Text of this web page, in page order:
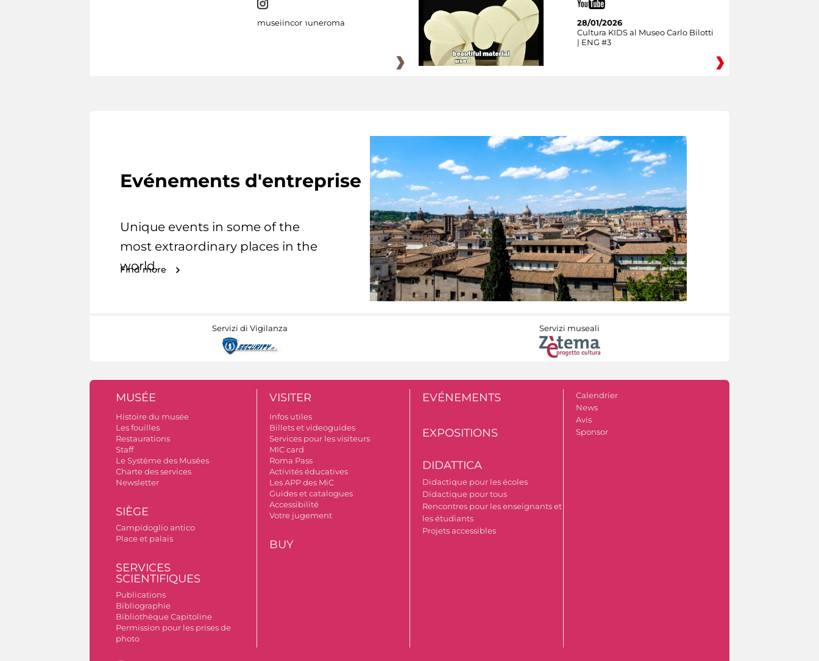
museiincomuneroma
28/01/2026
Cultura KIDS al Museo Carlo Bilotti
| ENG #3
Evénements d'entreprise
Unique events in some of the
most extraordinary places in the
world.
Find more
Servizi di Vigilanza Servizi museali
MUSÉE
Histoire du musée
Les fouilles
Restaurations
Staff
Le Système des Musées
Charte des services
Newsletter
SIÈGE
Campidoglio antico
Place et palais
SERVICES
SCIENTIFIQUES
Publications
Bibliographie
Bibliothèque Capitoline
Permission pour les prises de
photo
VISITER
Infos utiles
Billets et videoguides
Services pour les visiteurs
MIC card
Roma Pass
Activités éducatives
Les APP des MiC
Guides et catalogues
Accessibilité
Votre jugement
BUY
EVÉNEMENTS
EXPOSITIONS
DIDATTICA
Didactique pour les écoles
Didactique pour tous
Rencontres pour les enseignants et
les étudiants
Projets accessibles
Calendrier
News
Avis
Sponsor